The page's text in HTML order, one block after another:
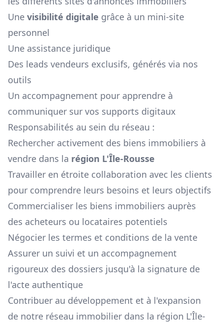
Une visibilité digitale grâce à un mini-site
personnel
Une assistance juridique
Des leads vendeurs exclusifs, générés via nos
outils
Un accompagnement pour apprendre à
communiquer sur vos supports digitaux
Responsabilités au sein du réseau :
Rechercher activement des biens immobiliers à
vendre dans la région L'Île-Rousse
Travailler en étroite collaboration avec les clients
pour comprendre leurs besoins et leurs objectifs
Commercialiser les biens immobiliers auprès
des acheteurs ou locataires potentiels
Négocier les termes et conditions de la vente
Assurer un suivi et un accompagnement
rigoureux des dossiers jusqu'à la signature de
l'acte authentique
Contribuer au développement et à l'expansion
de notre réseau immobilier dans la région L'Île-